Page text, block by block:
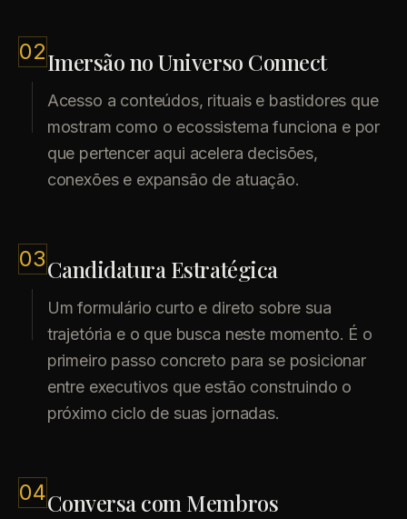
02Imersão no Universo Connect
Acesso a conteúdos, rituais e bastidores que
mostram como o ecossistema funciona e por
que pertencer aqui acelera decisões,
conexões e expansão de atuação.
03Candidatura Estratégica
Um formulário curto e direto sobre sua
trajetória e o que busca neste momento. É o
primeiro passo concreto para se posicionar
entre executivos que estão construindo o
próximo ciclo de suas jornadas.
04Conversa com Membros